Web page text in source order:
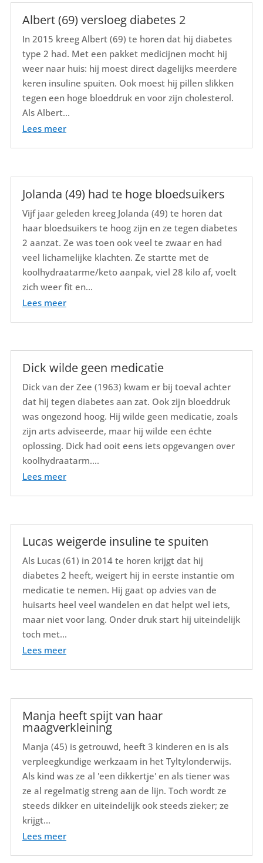
Albert (69) versloeg diabetes 2
In 2015 kreeg Albert (69) te horen dat hij diabetes
type 2 had. Met een pakket medicijnen mocht hij
weer naar huis: hij moest direct dagelijks meerdere
keren insuline spuiten. Ook moest hij pillen slikken
tegen een hoge bloeddruk en voor zijn cholesterol.
Als Albert...
Lees meer
Jolanda (49) had te hoge bloedsuikers
Vijf jaar geleden kreeg Jolanda (49) te horen dat
haar bloedsuikers te hoog zijn en ze tegen diabetes
2 aanzat. Ze was toen ook veel te zwaar en had
veel lichamelijke klachten. Ze startte met de
koolhydraatarme/keto aanpak, viel 28 kilo af, voelt
zich weer fit en...
Lees meer
Dick wilde geen medicatie
Dick van der Zee (1963) kwam er bij toeval achter
dat hij tegen diabetes aan zat. Ook zijn bloeddruk
was ongezond hoog. Hij wilde geen medicatie, zoals
zijn arts adviseerde, maar hij wilde een échte
oplossing. Dick had ooit eens iets opgevangen over
koolhydraatarm....
Lees meer
Lucas weigerde insuline te spuiten
Als Lucas (61) in 2014 te horen krijgt dat hij
diabetes 2 heeft, weigert hij in eerste instantie om
medicatie te nemen. Hij gaat op advies van de
huisarts heel veel wandelen en dat helpt wel iets,
maar niet voor lang. Onder druk start hij uiteindelijk
toch met...
Lees meer
Manja heeft spijt van haar
maagverkleining
Manja (45) is getrouwd, heeft 3 kinderen en is als
verpleegkundige werkzaam in het Tyltylonderwijs.
Als kind was ze al 'een dikkertje' en als tiener was
ze al regelmatig streng aan de lijn. Toch wordt ze
steeds dikker en uiteindelijk ook steeds zieker; ze
krijgt...
Lees meer